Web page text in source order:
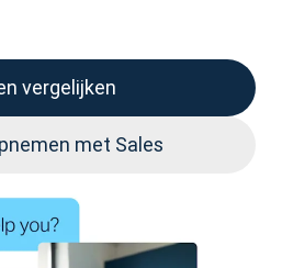
vergelijken
met Sales